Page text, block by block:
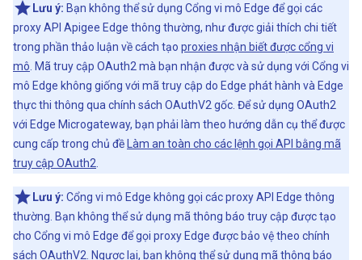
Lưu ý: Bạn không thể sử dụng Cổng vi mô Edge để gọi các
proxy API Apigee Edge thông thường, như được giải thích chi tiết
trong phần thảo luận về cách tạo proxies nhận biết được cổng vi
mô . Mã truy cập OAuth2 mà bạn nhận được và sử dụng với Cổng vi
mô Edge không giống với mã truy cập do Edge phát hành và Edge
thực thi thông qua chính sách OAuthV2 gốc. Để sử dụng OAuth2
với Edge Microgateway, bạn phải làm theo hướng dẫn cụ thể được
cung cấp trong chủ đề
Làm an toàn cho các lệnh gọi API bằng mã
truy cập OAuth2
Lưu ý: Cổng vi mô Edge không gọi các proxy API Edge thông
thường. Bạn không thể sử dụng mã thông báo truy cập được tạo
cho Cổng vi mô Edge để gọi proxy Edge được bảo vệ theo chính
sách OAuthV2. Ngược lại, bạn không thể sử dụng mã thông báo